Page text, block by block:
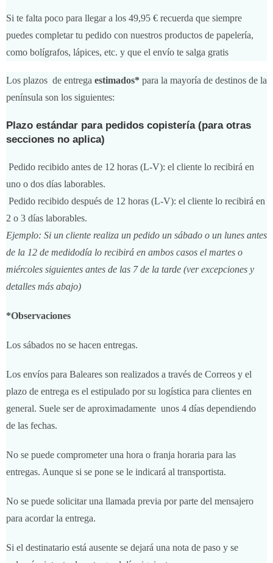
Si te falta poco para llegar a los 49,95 € recuerda que siempre
puedes completar tu pedido con nuestros productos de papelería,
como bolígrafos, lápices, etc. y que el envío te salga gratis
Los plazos de entrega estimados* para la mayoría de destinos de la
península son los siguientes:
Plazo estándar para pedidos copistería (para otras
secciones no aplica)
Pedido recibido antes de 12 horas (L-V): el cliente lo recibirá en
uno o dos días laborables.
Pedido recibido después de 12 horas (L-V): el cliente lo recibirá en
2 o 3 días laborables.
Ejemplo: Si un cliente realiza un pedido un sábado o un lunes antes
de la 12 de medidodía lo recibirá en ambos casos el martes o
miércoles siguientes antes de las 7 de la tarde (ver excepciones y
detalles más abajo)
*Observaciones
Los sábados no se hacen entregas.
Los envíos para Baleares son realizados a través de Correos y el
plazo de entrega es el estipulado por su logística para clientes en
general. Suele ser de aproximadamente unos 4 días dependiendo
de las fechas.
No se puede comprometer una hora o franja horaria para las
entregas. Aunque si se pone se le indicará al transportista.
No se puede solicitar una llamada previa por parte del mensajero
para acordar la entrega.
Si el destinatario está ausente se dejará una nota de paso y se